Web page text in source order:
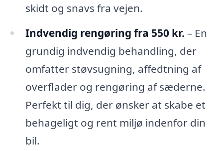
skidt og snavs fra vejen.
Indvendig rengøring fra 550 kr. – En
grundig indvendig behandling, der
omfatter støvsugning, affedtning af
overflader og rengøring af sæderne.
Perfekt til dig, der ønsker at skabe et
behageligt og rent miljø indenfor din
bil.